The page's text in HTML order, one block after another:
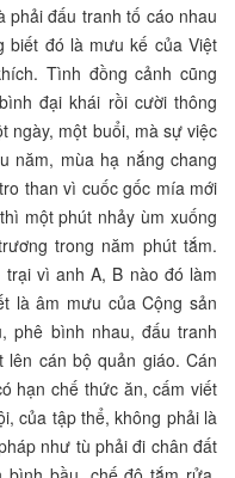
phải đấu tranh tố cáo nhau
biết đó là mưu kế của Việt
Tình đồng cảnh cũng
đại khái rồi cười thông
ngày, một buổi, mà sự việc
năm, mùa hạ nắng chang
than vì cuốc gốc mía mới
một phút nhảy ùm xuống
trong năm phút tắm.
vì anh A, B nào đó làm
là âm mưu của Cộng sản
phê bình nhau, đấu tranh
cán bộ quản giáo. Cán
hạn chế thức ăn, cấm viết
của tập thể, không phải là
như tù phải đi chân đất